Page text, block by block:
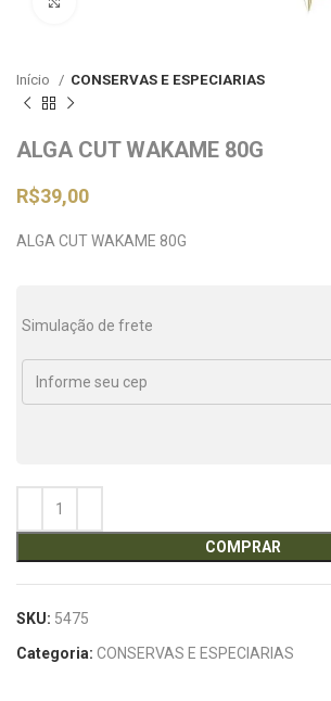
Início CONSERVAS E ESPECIARIAS
ALGA CUT WAKAME 80G
R$39,00
ALGA CUT WAKAME 80G
Simulação de frete
COMPRAR
SKU: 5475
Categoria: CONSERVAS E ESPECIARIAS